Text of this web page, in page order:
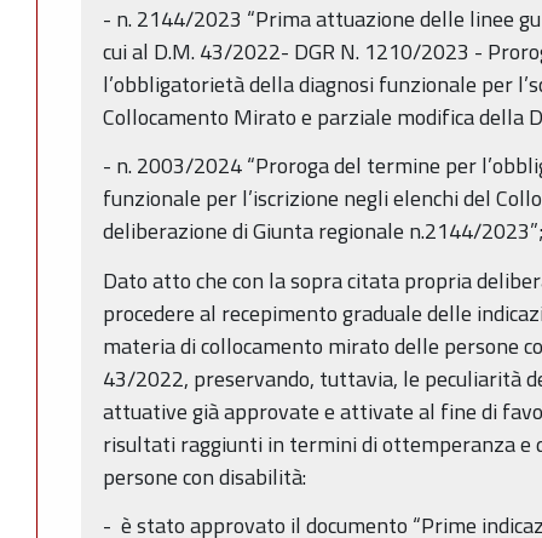
- n. 2144/2023 “Prima attuazione delle linee
cui al D.M. 43/2022- DGR N. 1210/2023 -
l’obbligatorietà della diagnosi funzionale per
Collocamento Mirato e parziale modifica della
- n. 2003/2024 “Proroga del termine per
funzionale per l’iscrizione negli elenchi del
deliberazione di Giunta regionale n.2144/
Dato atto che con la sopra citata propria
procedere al recepimento graduale delle
materia di collocamento mirato delle persone
43/2022, preservando, tuttavia, le peculiarità
attuative già approvate e attivate al fine di
risultati raggiunti in termini di ottemperanza e
persone con disabilità:
- è stato approvato il documento “Prime